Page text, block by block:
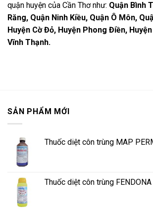
quận huyện của Cần Thơ như: Quận Bình
Răng, Quận Ninh Kiều, Quận Ô Môn,
Huyện Cờ Đỏ, Huyện Phong Điền,
Vĩnh Thạnh.
SẢN PHẨM MỚI
Thuốc diệt côn trùng MAP
Thuốc diệt côn trùng